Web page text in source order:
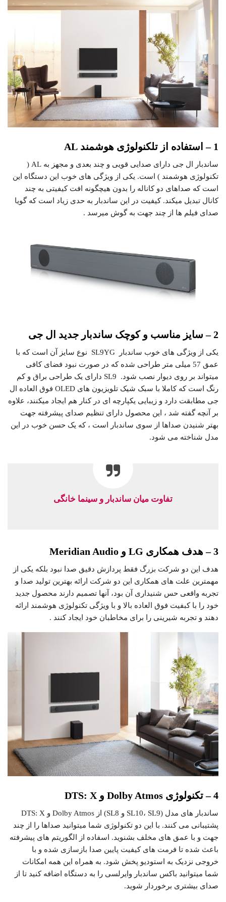
1 – استفاده از تلکنولوژی هوشمند AL
ساندبار ال جی دارای صدایی قویی و چند بعدی و مجهز به AL (
تکنولوژی هوشمند ) است. یکی از ویژگی های خوب این دستگاه این
است که صداهای دو کاناله را بدون هیچگونه افت کیفیتی به چند
کانال تبدیل میکند. کیفیت در این ساندبار به حدی زیاد است که گویا
صدای فیلم ها از چند جهت به گوش میرسد .
2 – سایز مناسب و کوچک ساندبار جدید ال جی
یکی از ویژگی های خوب ساندبار SL9YG نوع سایز آن است که با
عمق 57 میلی متر طراحی شده که در صورت نبود فضای کافی
میتواند بر روی دیوار نصب شود. SL9 دارای یک طراحی براق و کم
رنگ است که کاملا با سبک شیک تلویزیون های OLED فوق العاده ال
جی مطابقت دارد و زیبایی یکپارچه ای در کنار هم ایجاد میکنند، علاوه
بر آنچه گفته شد ، این محصول دارای تنظیم صدای پیشرفته جهت
بهتر شنیدن صداها از سوی ساندبار است ، که یک حسن خوب در این
مدل شناخته می شود.
تفاوت میان ساندبار و سینما خانگی
3
– هدف همکاری LG و Meridian Audio
هدف این دو شرکت بزرگ فقط پردازش دقیق صدا نبود بلکه یکی از
مهمترین علت های همکاری این دو شرکت ارائه بهترین تولید صدا و
تجربه واقعی حس شنیداری آن بود، آنها تصمیم دارند محصول جدید
خود را با کبفیت فوق العاده بالا و با ویژگی تکنولوژی هوشمند ارائه
دهند و تجربه شیرینی را برای مخاطبان خود ایجاد کنند .
4 – تکنولوژی Dolby Atmos و DTS: X
ساندبار های مدل (SL10، SL9 و SL8) از Dolby Atmos و DTS: X
پشتیبانی می کنند. با این دو تکنولوژی شما میتوانید صداها را از چند
جهت و با عمق های مخلف بشنوید. اسفاده از الگوریتم های پیشرفته
باعث شده تا فرمت های کیفیت پایین صدا بازسازی شده و با
خروجی نزدیک به استودیو پخش شود. به همراه این همه امکانات
شما میتوانید باکس ساندبار وایرلسی را به دستگاه اضافه کنید تا از
صدای بیشتری برخوردار شوید.